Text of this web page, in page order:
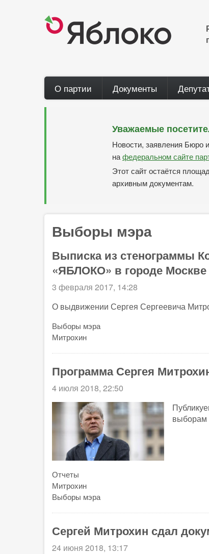
Main
navigation
О партии Документы
Уважаемые
Новости, заявления Бюро
нафедеральном сайте
Этот сайт остаётся
архивным документам.
Выборы мэра
Выписка из стенограммы
«ЯБЛОКО» в городе Москве
3 февраля 2017, 14:28
О выдвижении Сергея Сергеевича
Выборы мэра
Митрохин
Программа Сергея
4 июля 2018, 22:50
Отчеты
Митрохин
Выборы мэра
Сергей Митрохин сдал
24 июня 2018, 13:17